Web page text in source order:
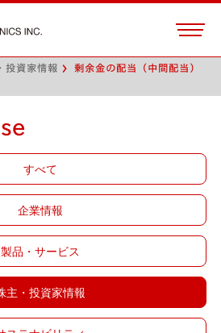
投資家情報
剰余金の配当（中間配当）
すべて
企業情報
製品・サービス
主・投資家情報